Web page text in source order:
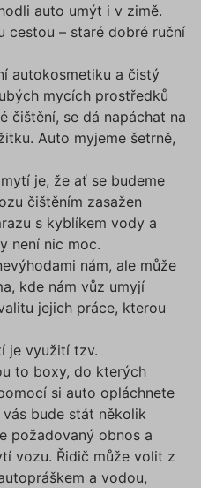
auto umýt i v zimě.
cestou – staré dobré ruční
autokosmetiku a čistý
mycích prostředků
čištění, se dá napáchat na
Auto myjeme šetrně,
je, že ať se budeme
čištěním zasažen
s kyblíkem vody a
není nic moc.
nám, ale může
kde nám vůz umyjí
jejich práce, kterou
je využití tzv.
to boxy, do kterých
si auto opláchnete
bude stát několik
požadovaný obnos a
vozu. Řidič může volit z
a vodou,